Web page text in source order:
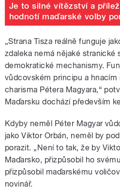
Je to silné vítězství a
hodnotí maďarské volby
„Strana Tisza reálně funguje
zdaleka nemá nějaké stranické
demokratické mechanismy.
vůdcovském principu a
charisma Pétera Magyara,“
Maďarsku dochází především
Kdyby neměl Péter Magyar
jako Viktor Orbán, neměl by
porazit. „Není to tak, že by
Maďarsko, přizpůsobil ho
přizpůsobil maďarskému
novinář.